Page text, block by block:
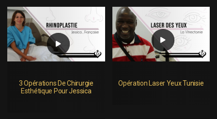
3 Opérations De Chirurgie
Esthétique Pour Jessica
Opération Laser Yeux Tunisie